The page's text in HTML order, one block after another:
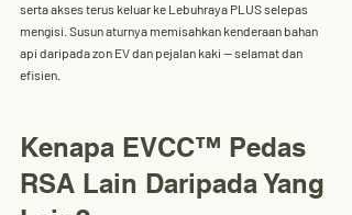
serta akses terus keluar ke Lebuhraya PLUS selepas
mengisi. Susun aturnya memisahkan kenderaan bahan
api daripada zon EV dan pejalan kaki — selamat dan
efisien
Kenapa EVCC™ Pedas
RSA Lain Daripada Yang